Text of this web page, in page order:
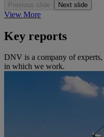
Previous slide Next slide
View More
Key reports
DNV is a company of experts,
in which we work.